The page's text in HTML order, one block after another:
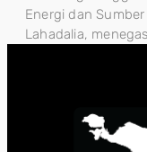
Energi dan
Lahadalia,